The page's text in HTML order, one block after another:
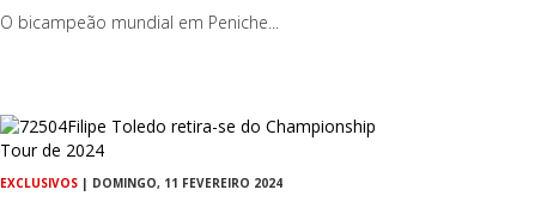
O bicampeão mundial em Peniche...
EXCLUSIVOS | DOMINGO, 11 FEVEREIRO 2024